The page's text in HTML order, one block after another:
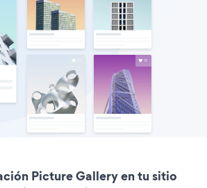
Picture Gallery en tu sitio